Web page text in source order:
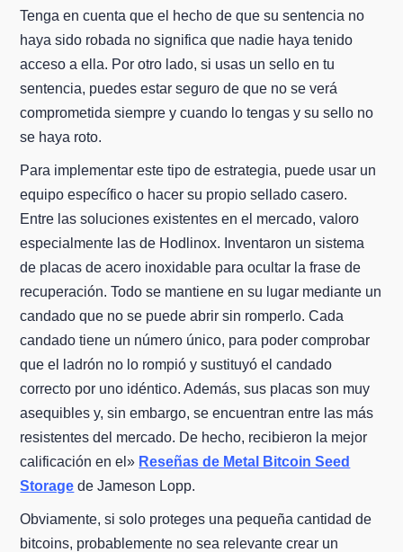
Tenga en cuenta que el hecho de que su sentencia no
haya sido robada no significa que nadie haya tenido
acceso a ella. Por otro lado, si usas un sello en tu
sentencia, puedes estar seguro de que no se verá
comprometida siempre y cuando lo tengas y su sello no
se haya roto.
Para implementar este tipo de estrategia, puede usar un
equipo específico o hacer su propio sellado casero.
Entre las soluciones existentes en el mercado, valoro
especialmente las de Hodlinox. Inventaron un sistema
de placas de acero inoxidable para ocultar la frase de
recuperación. Todo se mantiene en su lugar mediante un
candado que no se puede abrir sin romperlo. Cada
candado tiene un número único, para poder comprobar
que el ladrón no lo rompió y sustituyó el candado
correcto por uno idéntico. Además, sus placas son muy
asequibles y, sin embargo, se encuentran entre las más
resistentes del mercado. De hecho, recibieron la mejor
calificación en el» Reseñas de Metal Bitcoin Seed
Storage de Jameson Lopp.
Obviamente, si solo proteges una pequeña cantidad de
bitcoins, probablemente no sea relevante crear un